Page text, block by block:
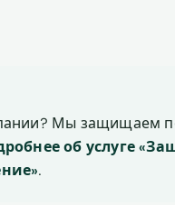
Мы защищаем
об услуге
.